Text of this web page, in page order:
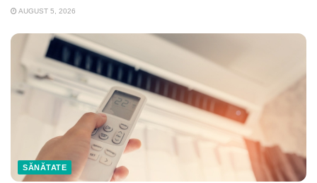
AUGUST 5, 2026
SĂNĂTATE